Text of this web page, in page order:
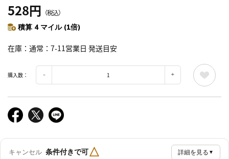
528円 （税込）
積算 4 マイル (1倍)
在庫 通常：7-11営業日 発送目安
購入数：
キャンセル 条件付きで可△ 詳細を見る ▼